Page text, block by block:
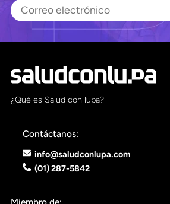
¿Qué es Salud con lupa?
Contáctanos:
info@saludconlupa.com
(01) 287-5842